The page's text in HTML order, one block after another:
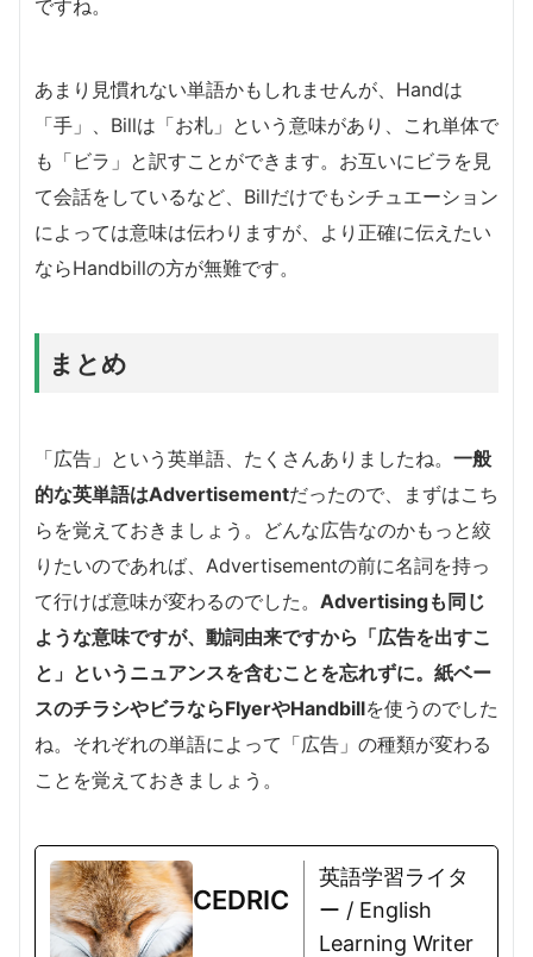
ですね。
あまり見慣れない単語かもしれませんが、Handは
「手」、Billは「お札」という意味があり、これ単体で
も「ビラ」と訳すことができます。お互いにビラを見
て会話をしているなど、Billだけでもシチュエーション
によっては意味は伝わりますが、より正確に伝えたい
ならHandbillの方が無難です。
まとめ
「広告」という英単語、たくさんありましたね。 一般
的な英単語はAdvertisementだったので、まずはこち
らを覚えておきましょう。どんな広告なのかもっと絞
りたいのであれば、Advertisementの前に名詞を持っ
て行けば意味が変わるのでした。 Advertisingも同じ
ような意味ですが、動詞由来ですから「広告を出すこ
と」というニュアンスを含むことを忘れずに。紙ベー
スのチラシやビラならFlyerやHandbillを使うのでした
ね。それぞれの単語によって「広告」の種類が変わる
ことを覚えておきましょう。
CEDRIC
英語学習ライタ
ー / English
Learning Writer